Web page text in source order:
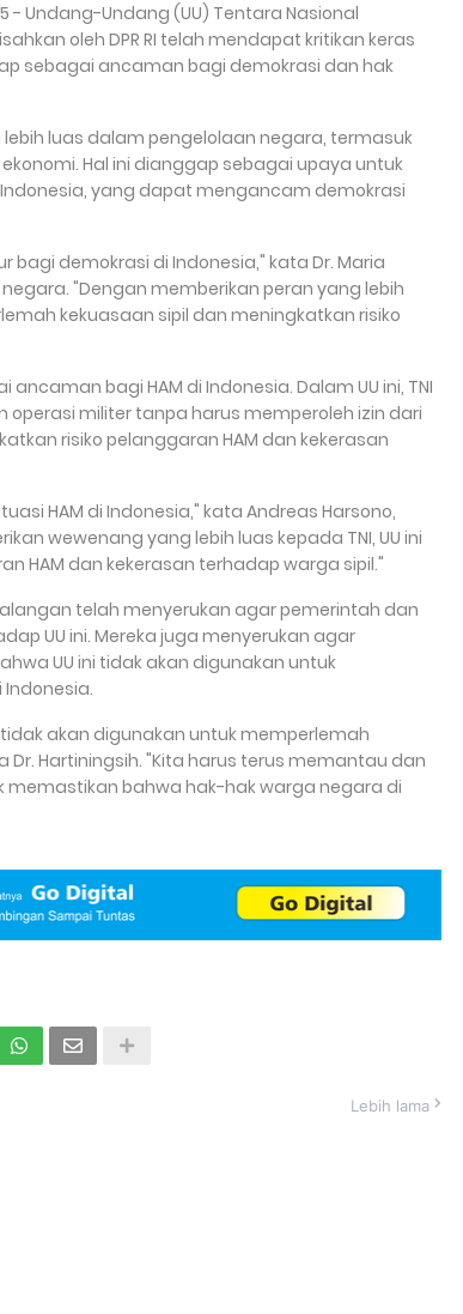
- Undang-Undang (UU) Tentara Nasional
oleh DPR RI telah mendapat kritikan keras
sebagai ancaman bagi demokrasi dan hak
lebih luas dalam pengelolaan negara, termasuk
Hal ini dianggap sebagai upaya untuk
yang dapat mengancam demokrasi
bagi demokrasi di Indonesia," kata Dr. Maria
"Dengan memberikan peran yang lebih
kekuasaan sipil dan meningkatkan risiko
bagi HAM di Indonesia. Dalam UU ini, TNI
operasi militer tanpa harus memperoleh izin dari
risiko pelanggaran HAM dan kekerasan
HAM di Indonesia," kata Andreas Harsono,
wewenang yang lebih luas kepada TNI, UU ini
HAM dan kekerasan terhadap warga sipil."
telah menyerukan agar pemerintah dan
UU ini. Mereka juga menyerukan agar
UU ini tidak akan digunakan untuk
akan digunakan untuk memperlemah
Dr. Hartiningsih. "Kita harus terus memantau dan
memastikan bahwa hak-hak warga negara di
Lebih lama